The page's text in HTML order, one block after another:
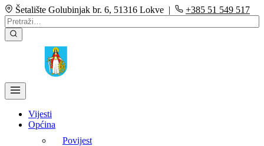
Šetalište Golubinjak br. 6, 51316 Lokve | +385 51 549 517
Vijesti
Općina
Povijest